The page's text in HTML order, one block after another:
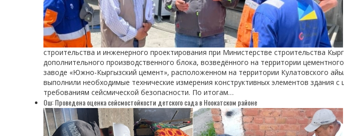
строительства и инженерного проектирования при Министерстве строительства
дополнительного производственного блока, возведённого на территории
заводе «Южно-Кыргызский цемент», расположенном на территории Кулатовского
выполнили необходимые технические измерения конструктивных элементов здания
требованиям сейсмической безопасности. По итогам…
Ош: Проведена оценка сейсмостойкости детского сада в Ноокатском районе